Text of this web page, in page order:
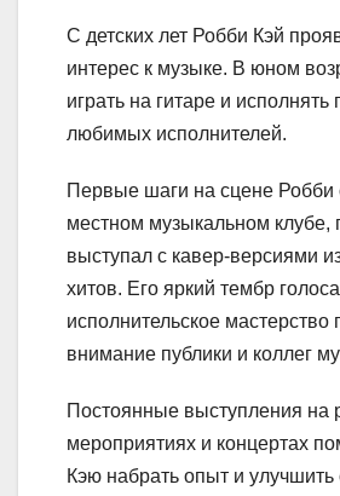
С детских лет Робби Кэй
интерес к музыке. В юном
играть на гитаре и исполнять
любимых исполнителей.
Первые шаги на сцене Робби
местном музыкальном клубе,
выступал с кавер-версиями
хитов. Его яркий тембр
исполнительское мастерство
внимание публики и коллег
Постоянные выступления на
мероприятиях и концертах
Кэю набрать опыт и улучшить